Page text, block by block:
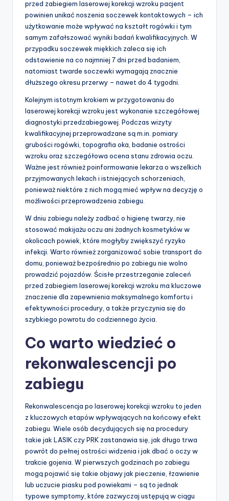
przed zabiegiem laserowej korekcji wzroku pacjent
powinien unikać noszenia soczewek kontaktowych – ich
użytkowanie może wpływać na kształt rogówki i tym
samym zafałszować wyniki badań kwalifikacyjnych. W
przypadku soczewek miękkich zaleca się ich
odstawienie na co najmniej 7 dni przed badaniem,
natomiast twarde soczewki wymagają znacznie
dłuższego okresu przerwy – nawet do 4 tygodni.
Kolejnym istotnym krokiem w przygotowaniu do
laserowej korekcji wzroku jest wykonanie szczegółowej
diagnostyki przedzabiegowej. Podczas wizyty
kwalifikacyjnej przeprowadzane są m.in. pomiary
grubości rogówki, topografia oka, badanie ostrości
wzroku oraz szczegółowa ocena stanu zdrowia oczu.
Ważne jest również poinformowanie lekarza o wszelkich
przyjmowanych lekach i istniejących schorzeniach,
ponieważ niektóre z nich mogą mieć wpływ na decyzję o
możliwości przeprowadzenia zabiegu.
W dniu zabiegu należy zadbać o higienę twarzy, nie
stosować makijażu oczu ani żadnych kosmetyków w
okolicach powiek, które mogłyby zwiększyć ryzyko
infekcji. Warto również zorganizować sobie transport do
domu, ponieważ bezpośrednio po zabiegu nie wolno
prowadzić pojazdów. Ścisłe przestrzeganie zaleceń
przed zabiegiem laserowej korekcji wzroku ma kluczowe
znaczenie dla zapewnienia maksymalnego komfortu i
efektywności procedury, a także przyczynia się do
szybkiego powrotu do codziennego życia.
Co warto wiedzieć o
rekonwalescencji po
zabiegu
Rekonwalescencja po laserowej korekcji wzroku to jeden
z kluczowych etapów wpływających na końcowy efekt
zabiegu. Wiele osób decydujących się na procedury
takie jak LASIK czy PRK zastanawia się, jak długo trwa
powrót do pełnej ostrości widzenia i jak dbać o oczy w
trakcie gojenia. W pierwszych godzinach po zabiegu
mogą pojawić się takie objawy jak pieczenie, łzawienie
lub uczucie piasku pod powiekami – są to jednak
typowe symptomy, które zazwyczaj ustępują w ciągu